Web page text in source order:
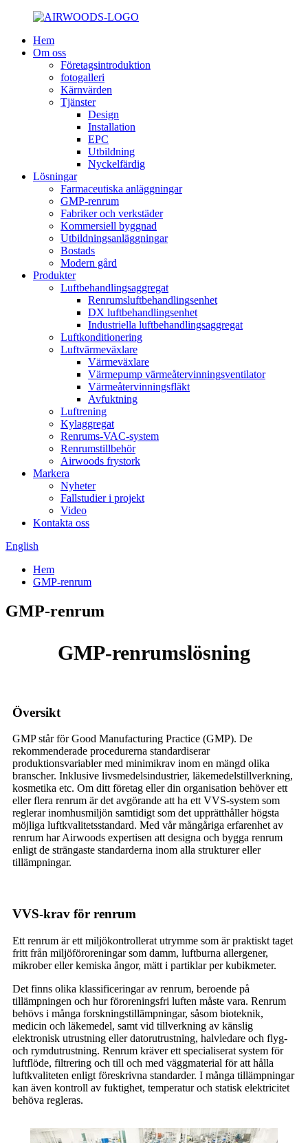
Hem
Om oss
Företagsintroduktion
fotogalleri
Kärnvärden
Tjänster
Design
Installation
EPC
Utbildning
Nyckelfärdig
Lösningar
Farmaceutiska anläggningar
GMP-renrum
Fabriker och verkstäder
Kommersiell byggnad
Utbildningsanläggningar
Bostads
Modern gård
Produkter
Luftbehandlingsaggregat
Renrumsluftbehandlingsenhet
DX luftbehandlingsenhet
Industriella luftbehandlingsaggregat
Luftkonditionering
Luftvärmeväxlare
Värmeväxlare
Värmepump värmeåtervinningsventilator
Värmeåtervinningsfläkt
Avfuktning
Luftrening
Kylaggregat
Renrums-VAC-system
Renrumstillbehör
Airwoods frystork
Markera
Nyheter
Fallstudier i projekt
Video
Kontakta oss
English
Hem
GMP-renrum
GMP-renrum
GMP-renrumslösning
Översikt
GMP står för Good Manufacturing Practice (GMP). De
rekommenderade procedurerna standardiserar
produktionsvariabler med minimikrav inom en mängd olika
branscher. Inklusive livsmedelsindustrier, läkemedelstillverkning,
kosmetika etc. Om ditt företag eller din organisation behöver ett
eller flera renrum är det avgörande att ha ett VVS-system som
reglerar inomhusmiljön samtidigt som det upprätthåller högsta
möjliga luftkvalitetsstandard. Med vår mångåriga erfarenhet av
renrum har Airwoods expertisen att designa och bygga renrum
enligt de strängaste standarderna inom alla strukturer eller
tillämpningar.
VVS-krav för renrum
Ett renrum är ett miljökontrollerat utrymme som är praktiskt taget
fritt från miljöföroreningar som damm, luftburna allergener,
mikrober eller kemiska ångor, mätt i partiklar per kubikmeter.
Det finns olika klassificeringar av renrum, beroende på
tillämpningen och hur föroreningsfri luften måste vara. Renrum
behövs i många forskningstillämpningar, såsom bioteknik,
medicin och läkemedel, samt vid tillverkning av känslig
elektronisk utrustning eller datorutrustning, halvledare och flyg-
och rymdutrustning. Renrum kräver ett specialiserat system för
luftflöde, filtrering och till och med väggmaterial för att hålla
luftkvaliteten enligt föreskrivna standarder. I många tillämpningar
kan även kontroll av fuktighet, temperatur och statisk elektricitet
behöva regleras.